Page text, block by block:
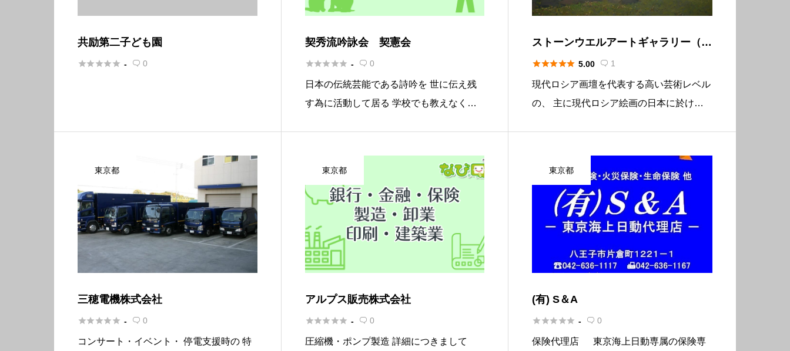
共励第二子ども園
 -  0
契秀流吟詠会 契憲会
 -  0
日本の伝統芸能である詩吟を 世に伝え残
す為に活動して居る 学校でも教えなくな
けびを知る事の尊さ。詩吟によって、健康
で強い心と肉体は、何物にも変え […]
ストーンウエルアートギャラリー（石
 5.00  1
現代ロシア画壇を代表する高い芸術レベル
の、 主に現代ロシア絵画の日本に於ける
芸術家同盟傘下の画廊に足繁く通い、「力
のある絵を」 […]
東京都
三穂電機株式会社
 -  0
コンサート・イベント・ 停電支援時の 特
東京都
アルプス販売株式会社
 -  0
圧縮機・ポンプ製造 詳細につきまして
東京都
(有) S＆A
 -  0
保険代理店 東京海上日動専属の保険専